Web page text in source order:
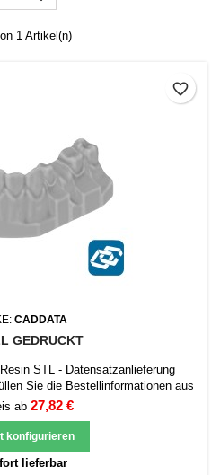
1 Artikel(n)
CADDATA
GEDRUCKT
STL - Datensatzanlieferung
Sie die Bestellinformationen aus
hoch wenn Sie dazu aufgefordert
als einer Datei eine Zip-Datei).
ab Preis
27,82 €
konfigurieren
lieferbar
favorite_border